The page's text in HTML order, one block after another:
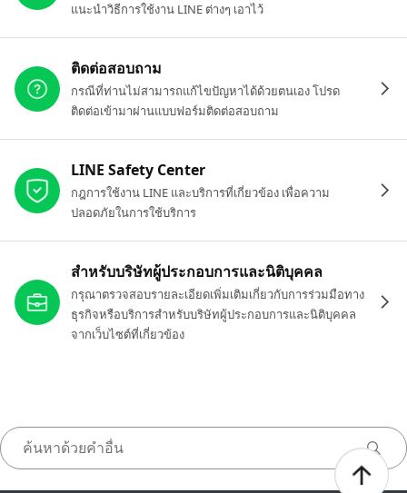
แนะนำวิธีการใช้งาน LINE ต่างๆ เอาไว้
ติดต่อสอบถาม
กรณีที่ท่านไม่สามารถแก้ไขปัญหาได้ด้วยตนเอง โปรด
ติดต่อเข้ามาผ่านแบบฟอร์มติดต่อสอบถาม
LINE Safety Center
กฎการใช้งาน LINE และบริการที่เกี่ยวข้อง เพื่อความ
ปลอดภัยในการใช้บริการ
สำหรับบริษัทผู้ประกอบการและนิติบุคคล
กรุณาตรวจสอบรายละเอียดเพิ่มเติมเกี่ยวกับการร่วมมือทาง
ธุรกิจหรือบริการสำหรับบริษัทผู้ประกอบการและนิติบุคคล
จากเว็บไซต์ที่เกี่ยวข้อง